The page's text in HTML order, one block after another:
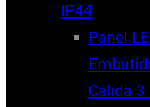
IP44
Panel
Cálida